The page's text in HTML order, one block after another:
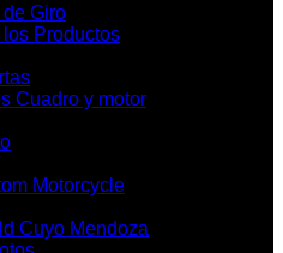
de Giro
los Productos
Cuadro y motor
Motorcycle
Cuyo Mendoza